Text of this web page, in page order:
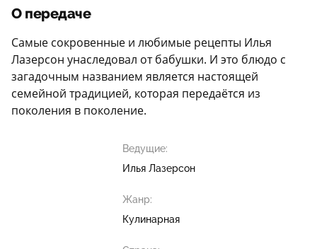
О передаче
Самые сокровенные и любимые рецепты Илья
Лазерсон унаследовал от бабушки. И это блюдо с
загадочным названием является настоящей
семейной традицией, которая передаётся из
поколения в поколение.
Ведущие:
Илья Лазерсон
Жанр:
Кулинарная